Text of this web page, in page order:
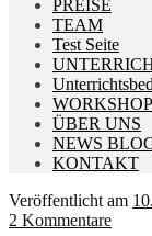
PREISE
TEAM
Test Seite
WORKSHOP
ÜBER UNS
NEWS
KONTAKT
Veröffentlicht am
2 Kommentare